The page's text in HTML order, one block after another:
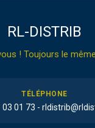
RL-DISTRIB
! Toujours le
TÉLÉPHONE
03 01 73 -